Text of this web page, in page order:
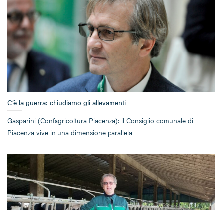
C’è la guerra: chiudiamo gli allevamenti
Gasparini (Confagricoltura Piacenza): il Consiglio comunale di
Piacenza vive in una dimensione parallela